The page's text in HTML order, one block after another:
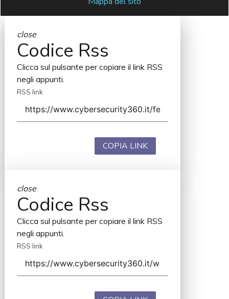
close
Codice Rss
Clicca sul pulsante per copiare il link RSS
negli appunti.
RSS link
COPIA LINK
close
Codice Rss
Clicca sul pulsante per copiare il link RSS
negli appunti.
RSS link